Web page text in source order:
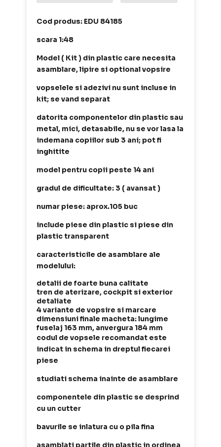
Cod produs: EDU 84185
scara 1:48
Model ( Kit ) din plastic care necesita
asamblare, lipire si optional vopsire
vopselele si adezivi nu sunt incluse in
kit; se vand separat
datorita componentelor din plastic sau
metal, mici, detasabile, nu se vor lasa la
indemana copiilor sub 3 ani; pot fi
inghitite
model pentru copii peste 14 ani
gradul de dificultate: 3 ( avansat )
numar piese: aprox.105 buc
include piese din plastic si piese din
plastic transparent
caracteristicile de asamblare ale
modelului:
detalii de foarte buna calitate
tren de aterizare, cockpit si exterior
detaliate
4 variante de vopsire si marcare
dimensiuni finale macheta: lungime
fuselaj 163 mm, anvergura 184 mm
codul de vopsele recomandat este
indicat in schema in dreptul fiecarei
piese
studiati schema inainte de asamblare
componentele din plastic se desprind
cu un cutter
bavurile se inlatura cu o pila fina
asamblati partile din plastic in ordinea